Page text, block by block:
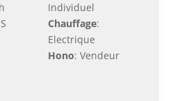
Individuel
Chauffage:
Electrique
Hono: Vendeur